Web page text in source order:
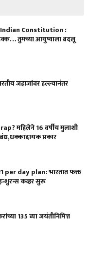
Constitution :
तुमच्या आयुष्याला बदलू
जहाजांवर हल्ल्यानंतर
महिलेने 16 वर्षीय मुलाशी
प्रकार
per day plan: भारतात फक्त
कव्हर सुरू
135 व्या जयंतीनिमित्त